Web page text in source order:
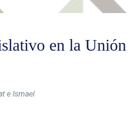
en la Unión
e Ismael